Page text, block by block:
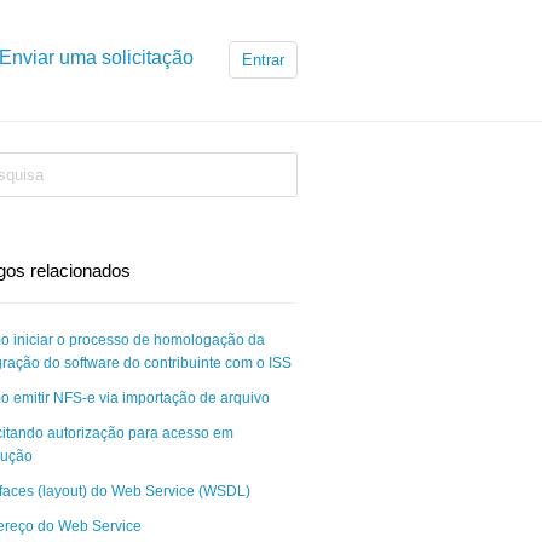
Enviar uma solicitação Entrar
relacionados
iniciar o processo de homologação da
do software do contribuinte com o ISS
emitir NFS-e via importação de arquivo
autorização para acesso em
(layout) do Web Service (WSDL)
do Web Service